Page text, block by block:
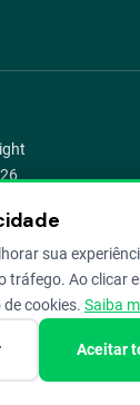
os
sua
tráfego. Ao clicar
cookies. Saiba
Aceitar